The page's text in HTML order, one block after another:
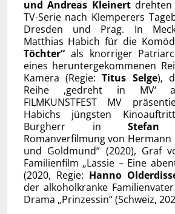
und Andreas Kleinertdrehten
TV-Serie nach Klemperers
Dresden und Prag. In
Matthias Habich für die
Töchter“als knorriger
eines heruntergekommenen
Kamera (Regie:Titus Selge),
Reihe ‚gedreht in MV‘
FILMKUNSTFEST MV
Habichs jüngsten
Burgherr inStefan
Romanverfilmung von Hermann
und Goldmund“ (2020), Graf
Familienfilm „Lassie – Eine
(2020, Regie: Hanno
der alkoholkranke
Drama „Prinzessin“ (Schweiz,